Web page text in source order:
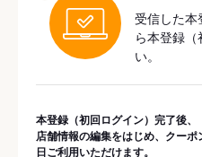
受信した本
ら本登録（
い。
本登録（初回ログイン）完了後、
店舗情報の編集をはじめ、クー
日ご利用いただけます。